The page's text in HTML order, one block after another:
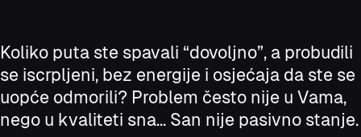
Koliko puta ste spavali “dovoljno”, a probudili
se iscrpljeni, bez energije i osjećaja da ste se
uopće odmorili? Problem često nije u Vama,
nego u kvaliteti sna... San nije pasivno stanje.